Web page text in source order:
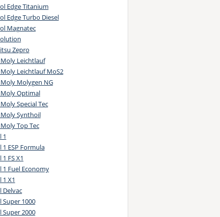
LL-A/B-025
Land Rover STJLR.03.5003
9.55535-S1
955535.Z2
9.55535-N2
WSS-M2C 948-B
6094M
LADA cars
9.55535-D2
LL-A-025
9.55535-H2
MS-6395
GM LL-A-025
GM LL-B-025
MS-11106
WSS-M2C 929-A
WSS-M2C 930-A
WSS-M2C 945-A
Edge Titanium
Edge Turbo Diesel
Magnatec
Zepro
Leichtlauf
Leichtlauf MoS2
Molygen NG
Optimal
Special Tec
Synthoil
Top Tec
1
1 ESP Formula
FS X1
1 Fuel Economy
1 X1
Delvac
Super 1000
Super 2000